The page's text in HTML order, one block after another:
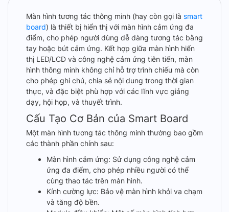
Màn hình tương tác thông minh (hay còn gọi là smart
board) là thiết bị hiển thị với màn hình cảm ứng đa
điểm, cho phép người dùng dễ dàng tương tác bằng
tay hoặc bút cảm ứng. Kết hợp giữa màn hình hiển
thị LED/LCD và công nghệ cảm ứng tiên tiến, màn
hình thông minh không chỉ hỗ trợ trình chiếu mà còn
cho phép ghi chú, chia sẻ nội dung trong thời gian
thực, và đặc biệt phù hợp với các lĩnh vực giảng
dạy, hội họp, và thuyết trình.
Cấu Tạo Cơ Bản của Smart Board
Một màn hình tương tác thông minh thường bao gồm
các thành phần chính sau:
Màn hình cảm ứng: Sử dụng công nghệ cảm
ứng đa điểm, cho phép nhiều người có thể
cùng thao tác trên màn hình.
Kính cường lực: Bảo vệ màn hình khỏi va chạm
và tăng độ bền.